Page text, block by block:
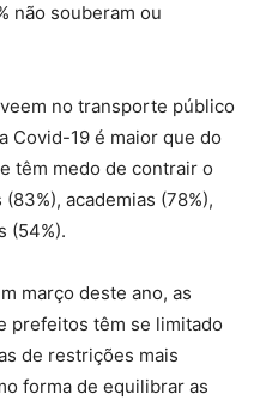
não souberam ou
no transporte público
Covid-19 é maior que do
têm medo de contrair o
academias (78%),
(54%).
março deste ano, as
prefeitos têm se limitado
de restrições mais
forma de equilibrar as